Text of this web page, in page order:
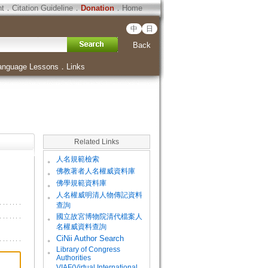
．Citation Guideline．Donation．Home
中 日
Back
Lessons ． Links
Related Links
。 人名規範檢索
。 佛教著者人名權威資料庫
。 佛學規範資料庫
。
人名權威明清人物傳記資料
查詢
。
國立故宮博物院清代檔案人
名權威資料查詢
。
CiNii Author Search
。
Library of Congress
Authorities